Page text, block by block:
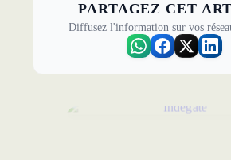
PARTAGEZ CET
Diffusez l'information sur vos